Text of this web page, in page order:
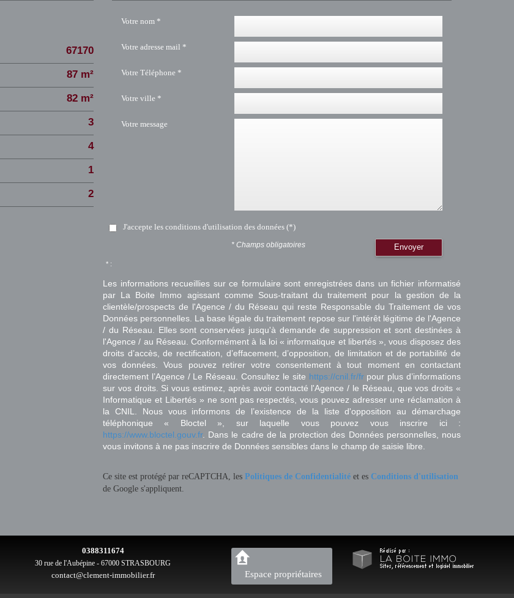
67170
87 m²
82 m²
3
4
1
2
Votre nom *
Votre adresse mail *
Votre Téléphone *
Votre ville *
Votre message
J'accepte les conditions d'utilisation des données (*)
Envoyer
* Champs obligatoires
* :
Les informations recueillies sur ce formulaire sont enregistrées dans un fichier informatisé
par La Boite Immo agissant comme Sous-traitant du traitement pour la gestion de la
clientèle/prospects de l'Agence / du Réseau qui reste Responsable du Traitement de vos
Données personnelles. La base légale du traitement repose sur l'intérêt légitime de l'Agence
/ du Réseau. Elles sont conservées jusqu'à demande de suppression et sont destinées à
l'Agence / au Réseau. Conformément à la loi « informatique et libertés », vous disposez des
droits d’accès, de rectification, d’effacement, d’opposition, de limitation et de portabilité de
vos données. Vous pouvez retirer votre consentement à tout moment en contactant
directement l’Agence / Le Réseau. Consultez le site https://cnil.fr/frpour plus d’informations
sur vos droits. Si vous estimez, après avoir contacté l'Agence / le Réseau, que vos droits «
Informatique et Libertés » ne sont pas respectés, vous pouvez adresser une réclamation à
la CNIL. Nous vous informons de l’existence de la liste d'opposition au démarchage
téléphonique « Bloctel », sur laquelle vous pouvez vous inscrire ici :
https://www.bloctel.gouv.fr. Dans le cadre de la protection des Données personnelles, nous
vous invitons à ne pas inscrire de Données sensibles dans le champ de saisie libre.
Ce site est protégé par reCAPTCHA, les Politiques de Confidentialité et es Conditions d'utilisation
de Google s'appliquent.
0388311674
30 rue de l'Aubépine - 67000 STRASBOURG
contact@clement-immobilier.fr Espace propriétaires